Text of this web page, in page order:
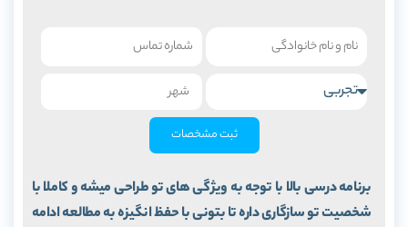
ثبت مشخصات
برنامه درسی بالا با توجه به ویژگی های تو طراحی میشه و کاملا با
شخصیت تو سازگاری داره تا بتونی با حفظ انگیزه به مطالعه ادامه